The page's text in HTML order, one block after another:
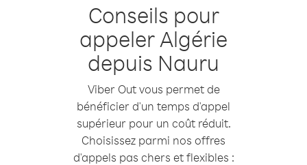
Conseils pour
appeler Algérie
depuis Nauru
Viber Out vous permet de
bénéficier d'un temps d'appel
supérieur pour un coût réduit.
Choisissez parmi nos offres
d'appels pas chers et flexibles :